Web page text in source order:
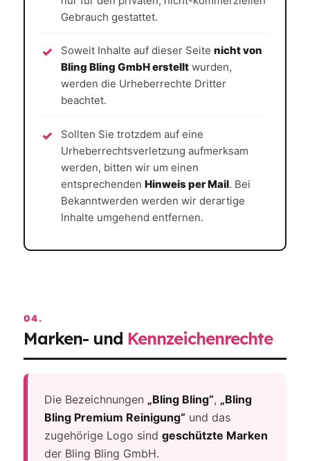
Gebrauch gestattet.
Soweit Inhalte auf dieser Seite nicht von
Bling Bling GmbH erstellt wurden,
werden die Urheberrechte Dritter
beachtet.
Sollten Sie trotzdem auf eine
Urheberrechtsverletzung aufmerksam
werden, bitten wir um einen
entsprechenden Hinweis per Mail. Bei
Bekanntwerden werden wir derartige
Inhalte umgehend entfernen.
04.
Marken- und Kennzeichenrechte
Die Bezeichnungen „Bling Bling“, „Bling
Bling Premium Reinigung“ und das
zugehörige Logo sind geschützte Marken
der Bling Bling GmbH.